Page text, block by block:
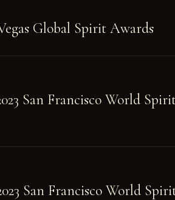
Global Spirit Awards
San Francisco World
San Francisco World